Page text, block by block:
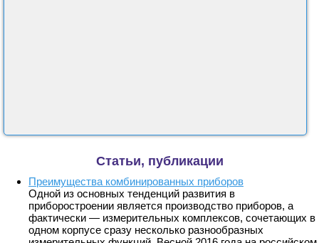
Статьи, публикации
Преимущества комбинированных приборов
Одной из основных тенденций развития в
приборостроении является производство приборов, а
фактически — измерительных комплексов, сочетающих в
одном корпусе сразу несколько разнообразных